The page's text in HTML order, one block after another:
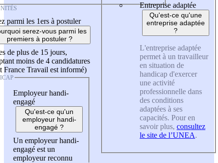
parmi les 1ers à postuler
serez-vous parmi les
premiers à postuler ?
de plus de 15 jours,
moins de 4 candidatures
France Travail est informé)
Employeur handi-
engagé
Qu'est-ce qu'un
employeur handi-
engagé ?
Un employeur handi-
engagé est un
employeur reconnu
Entreprise adaptée
Qu'est-ce qu'une
entreprise adaptée
?
L'entreprise adaptée
permet à un travailleur
en situation de
handicap d'exercer
une activité
professionnelle dans
des conditions
adaptées à ses
capacités. Pour en
savoir plus, consultez
le site de l’UNEA.